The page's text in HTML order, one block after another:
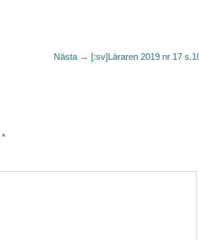
Nästa → Nästa
[:sv]Läraren 2019 nr 17
*